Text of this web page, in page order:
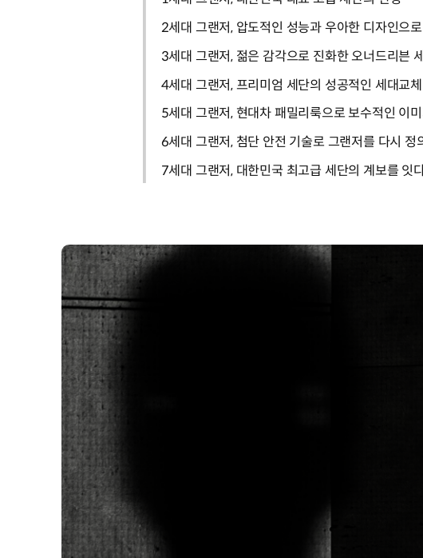
2세대 그랜저, 압도적인 성능과 우아한 디자인으
3세대 그랜저, 젊은 감각으로 진화한 오너드리븐
4세대 그랜저, 프리미엄 세단의 성공적인 세대교체
5세대 그랜저, 현대차 패밀리룩으로 보수적인 이
6세대 그랜저, 첨단 안전 기술로 그랜저를 다시 정
7세대 그랜저, 대한민국 최고급 세단의 계보를 잇